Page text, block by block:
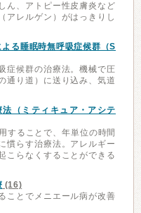
ん、アトピー性皮膚炎など
アレルゲン）がはっきりし
る睡眠時無呼吸症候群（S
症候群の治療法。機械で圧
通り道）に送り込み、気道
（ミティキュア・アシテ
することで、年単位の時間
慣らす治療法。アレルギー
こらなくすることができる
(16)
ことでメニエール病が改善